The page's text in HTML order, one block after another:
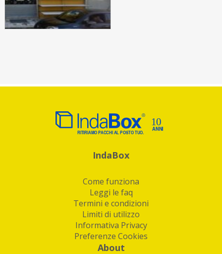
IndaBox
Come funziona
Leggi le faq
Termini e condizioni
Limiti di utilizzo
Informativa Privacy
Preferenze Cookies
About